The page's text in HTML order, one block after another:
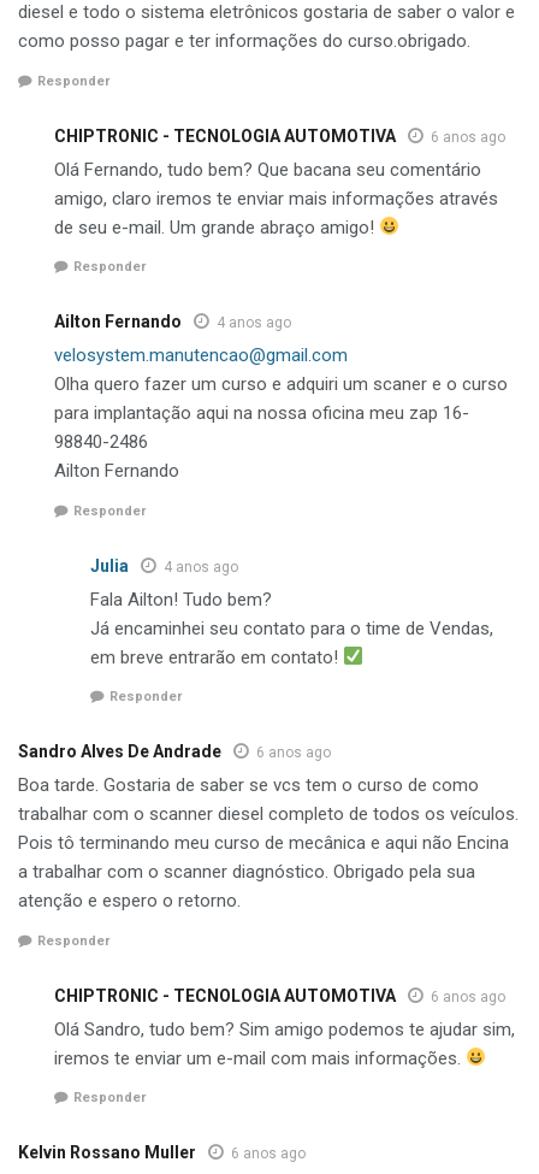
diesel e todo o sistema eletrônicos gostaria de saber o valor e
como posso pagar e ter informações do curso.obrigado.
Responder
CHIPTRONIC - TECNOLOGIA AUTOMOTIVA 6 anos ago
Olá Fernando, tudo bem? Que bacana seu comentário
amigo, claro iremos te enviar mais informações através
de seu e-mail. Um grande abraço amigo!
Responder
Ailton Fernando 4 anos ago
velosystem.manutencao@gmail.com
Olha quero fazer um curso e adquiri um scaner e o curso
para implantação aqui na nossa oficina meu zap 16-
98840-2486
Ailton Fernando
Responder
Julia 4 anos ago
Fala Ailton! Tudo bem?
Já encaminhei seu contato para o time de Vendas,
em breve entrarão em contato!
Responder
Sandro Alves De Andrade 6 anos ago
Boa tarde. Gostaria de saber se vcs tem o curso de como
trabalhar com o scanner diesel completo de todos os veículos.
Pois tô terminando meu curso de mecânica e aqui não Encina
a trabalhar com o scanner diagnóstico. Obrigado pela sua
atenção e espero o retorno.
Responder
CHIPTRONIC - TECNOLOGIA AUTOMOTIVA 6 anos ago
Olá Sandro, tudo bem? Sim amigo podemos te ajudar sim,
iremos te enviar um e-mail com mais informações.
Responder
Kelvin Rossano Muller 6 anos ago